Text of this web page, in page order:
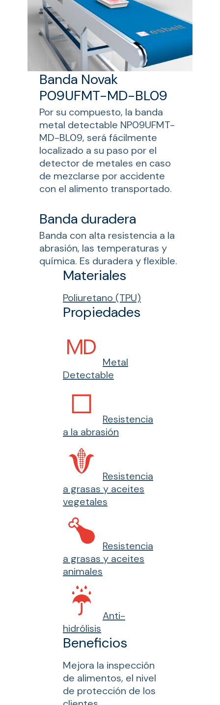
Banda Novak
P09UFMT-MD-BL09
Por su compuesto, la banda
metal detectable NP09UFMT-
MD-BL09, será fácilmente
localizado a su paso por el
detector de metales en caso
de mezclarse por accidente
con el alimento transportado.
Banda duradera
Banda con alta resistencia a la
abrasión, las temperaturas y
química. Es duradera y flexible.
Materiales
Poliuretano (TPU)
Propiedades
Metal
Detectable
Resistencia
a la abrasión
Resistencia
a grasas y aceites
vegetales
Resistencia
a grasas y aceites
animales
Anti-
hidrólisis
Beneficios
Mejora la inspección
de alimentos, el nivel
de protección de los